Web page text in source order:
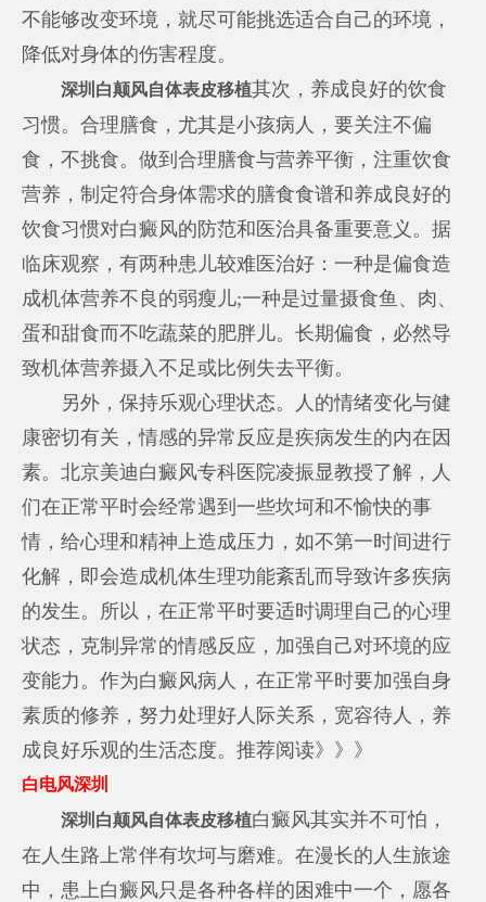
不能够改变环境，就尽可能挑选适合自己的环境，
降低对身体的伤害程度。
深圳白颠风自体表皮移植其次，养成良好的饮食
习惯。合理膳食，尤其是小孩病人，要关注不偏
食，不挑食。做到合理膳食与营养平衡，注重饮食
营养，制定符合身体需求的膳食食谱和养成良好的
饮食习惯对白癜风的防范和医治具备重要意义。据
临床观察，有两种患儿较难医治好：一种是偏食造
成机体营养不良的弱瘦儿;一种是过量摄食鱼、肉、
蛋和甜食而不吃蔬菜的肥胖儿。长期偏食，必然导
致机体营养摄入不足或比例失去平衡。
另外，保持乐观心理状态。人的情绪变化与健
康密切有关，情感的异常反应是疾病发生的内在因
素。北京美迪白癜风专科医院凌振显教授了解，人
们在正常平时会经常遇到一些坎坷和不愉快的事
情，给心理和精神上造成压力，如不第一时间进行
化解，即会造成机体生理功能紊乱而导致许多疾病
的发生。所以，在正常平时要适时调理自己的心理
状态，克制异常的情感反应，加强自己对环境的应
变能力。作为白癜风病人，在正常平时要加强自身
素质的修养，努力处理好人际关系，宽容待人，养
成良好乐观的生活态度。推荐阅读》》》
白电风深圳
深圳白颠风自体表皮移植白癜风其实并不可怕，
在人生路上常伴有坎坷与磨难。在漫长的人生旅途
中，患上白癜风只是各种各样的困难中一个，愿各